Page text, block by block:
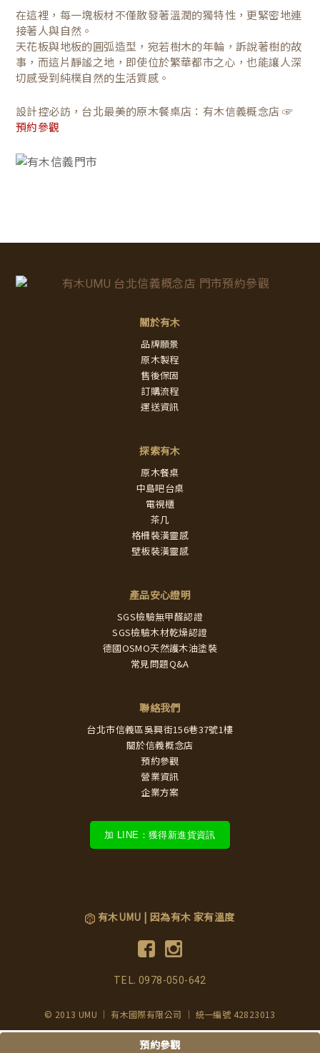
在這裡，每一塊板材不僅散發著溫潤的獨特性，更緊密地連
接著人與自然。
天花板與地板的圓弧造型，宛若樹木的年輪，訴說著樹的故
事，而這片靜謐之地，即使位於繁華都市之心，也能讓人深
切感受到純樸自然的生活質感。
設計控必訪，台北最美的原木餐桌店：有木信義概念店 ☞
預約參觀
關於有木
品牌願景
原木製程
售後保固
訂購流程
運送資訊
探索有木
原木餐桌
中島吧台桌
電視櫃
茶几
格柵裝潢靈感
壁板裝潢靈感
產品安心證明
SGS檢驗無甲醛認證
SGS檢驗木材乾燥認證
德國OSMO天然護木油塗裝
常見問題Q&A
聯絡我們
台北市信義區吳興街156巷37號1樓
關於信義概念店
預約參觀
營業資訊
企業方案
加 LINE：獲得新進貨資訊
有木UMU | 因為有木 家有溫度
TEL.0978-050-642
© 2013 UMU ｜ 有木國際有限公司 ｜ 統一編號 42823013
預約參觀